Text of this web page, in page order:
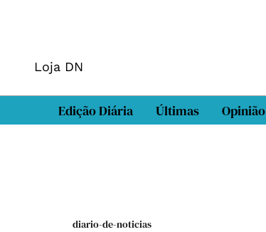
Loja DN
Edição Diária Últimas Opinião
diario-de-noticias